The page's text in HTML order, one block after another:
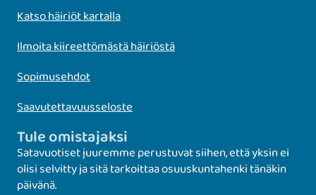
Katso häiriöt kartalla
Ilmoita kiireettömästä häiriöstä
Sopimusehdot
Saavutettavuusseloste
Tule omistajaksi
Satavuotiset juuremme perustuvat siihen, että yksin ei
olisi selvitty ja sitä tarkoittaa osuuskuntahenki tänäkin
päivänä.